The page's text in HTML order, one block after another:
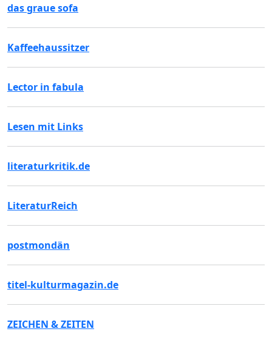
das graue sofa
Kaffeehaussitzer
Lector in fabula
Lesen mit Links
literaturkritik.de
LiteraturReich
postmondän
titel-kulturmagazin.de
ZEICHEN & ZEITEN